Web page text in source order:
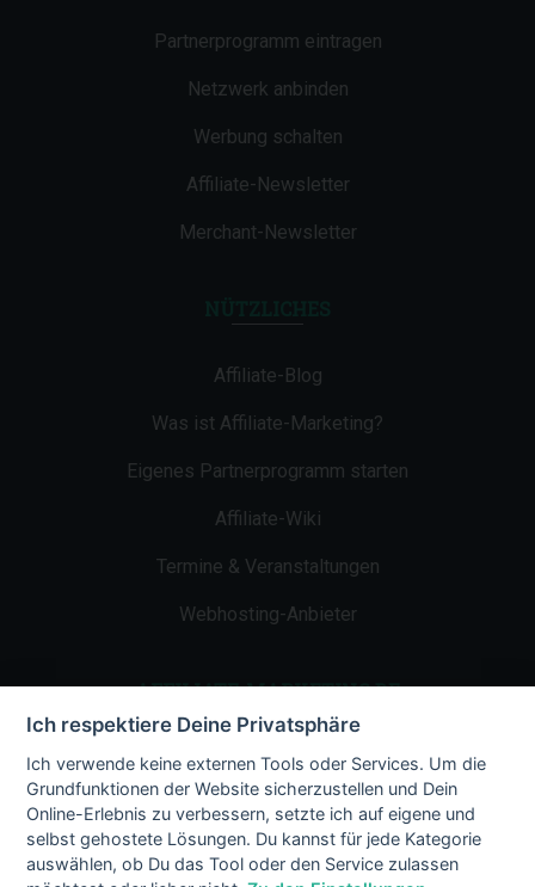
Partnerprogramm eintragen
Netzwerk anbinden
Werbung schalten
Affiliate-Newsletter
Merchant-Newsletter
Affiliate-Blog
Was ist Affiliate-Marketing?
Eigenes Partnerprogramm starten
Affiliate-Wiki
Termine & Veranstaltungen
Webhosting-Anbieter
AFFILIATE-MARKETING.DE
Impressum
Kontakt
Datenschutz
Ich respektiere Deine Privatsphäre
Ich verwende keine externen Tools oder Services. Um die
Grundfunktionen der Website sicherzustellen und Dein
Online-Erlebnis zu verbessern, setzte ich auf eigene und
selbst gehostete Lösungen. Du kannst für jede Kategorie
auswählen, ob Du das Tool oder den Service zulassen